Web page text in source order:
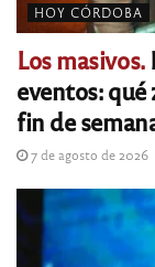
HOY CÓRDOBA
Los masivos.
eventos:
fin de
7 de agosto de 2026